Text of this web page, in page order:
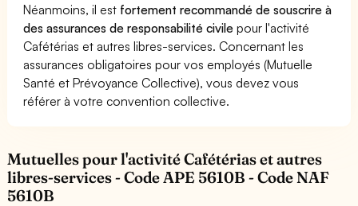
Néanmoins, il est fortement recommandé de souscrire à
des assurances de responsabilité civile pour l'activité
Cafétérias et autres libres-services. Concernant les
assurances obligatoires pour vos employés (Mutuelle
Santé et Prévoyance Collective), vous devez vous
référer à votre convention collective.
Mutuelles pour l'activité Cafétérias et autres
libres-services - Code APE 5610B - Code NAF
5610B